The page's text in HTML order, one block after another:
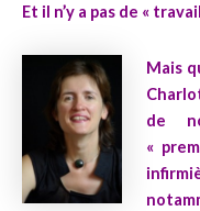
Et il n’y a pas de «
Mais
de
«